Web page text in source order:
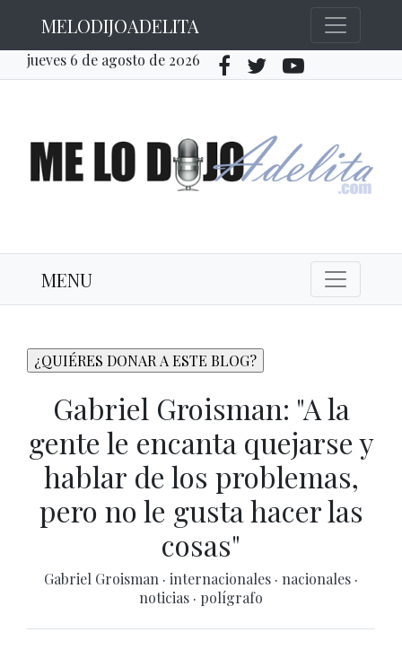
MELODIJOADELITA
jueves 6 de agosto de 2026
MENU
Gabriel Groisman: "A la
gente le encanta quejarse y
hablar de los problemas,
pero no le gusta hacer las
cosas"
Gabriel Groisman · internacionales · nacionales ·
noticias · polígrafo